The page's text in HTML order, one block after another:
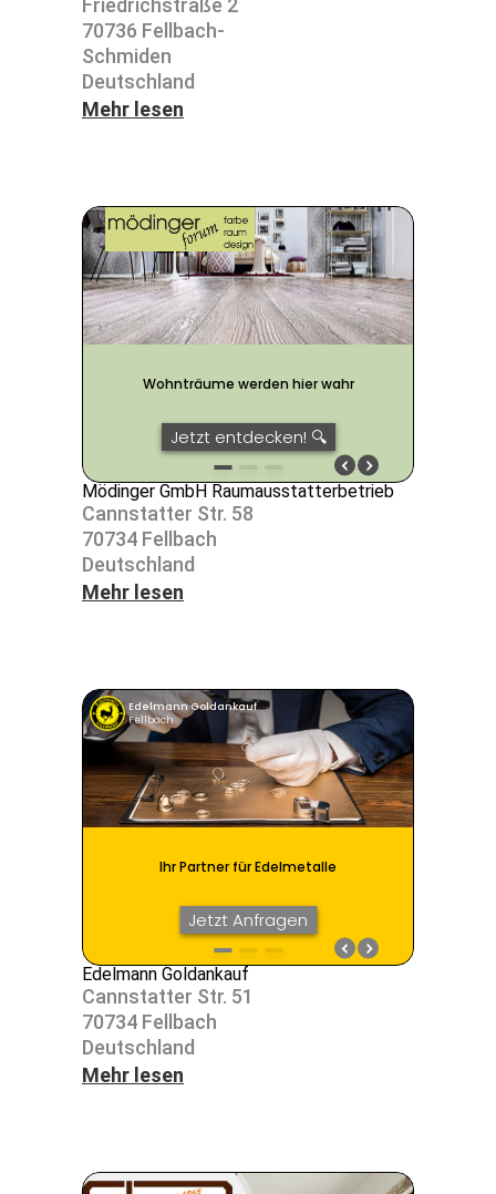
70736 Fell­bach-
Schmiden
Deutsch­land
Mehr lesen
Mödinger GmbH Raumausstatterbetrieb
Cann­s­tatter Str. 58
70734 Fell­bach
Deutsch­land
Mehr lesen
Edelmann Goldankauf
Cann­s­tatter Str. 51
70734 Fell­bach
Deutsch­land
Mehr lesen